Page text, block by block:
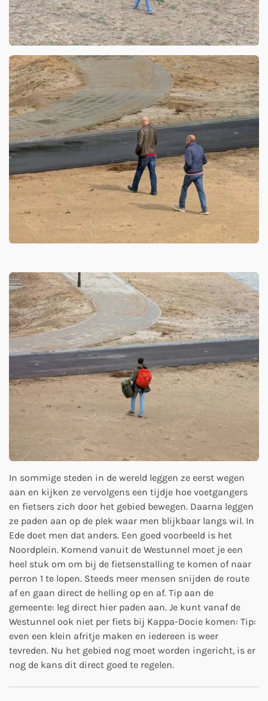
In sommige steden in de wereld leggen ze eerst wegen
aan en kijken ze vervolgens een tijdje hoe voetgangers
en fietsers zich door het gebied bewegen. Daarna leggen
ze paden aan op de plek waar men blijkbaar langs wil. In
Ede doet men dat anders. Een goed voorbeeld is het
Noordplein. Komend vanuit de Westunnel moet je een
heel stuk om om bij de fietsenstalling te komen of naar
perron 1 te lopen. Steeds meer mensen snijden de route
af en gaan direct de helling op en af. Tip aan de
gemeente: leg direct hier paden aan. Je kunt vanaf de
Westunnel ook niet per fiets bij Kappa-Docie komen: Tip:
even een klein afritje maken en iedereen is weer
tevreden. Nu het gebied nog moet worden ingericht, is er
nog de kans dit direct goed te regelen.